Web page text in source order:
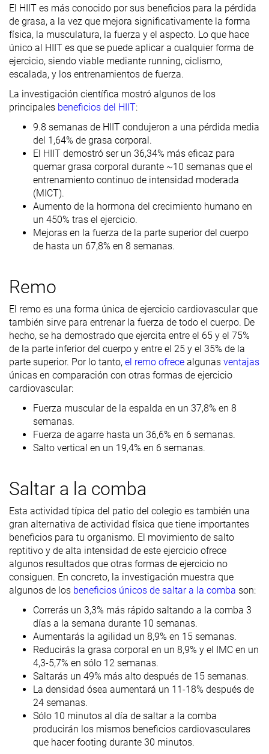
El HIIT es más conocido por sus beneficios para la pérdida
de grasa, a la vez que mejora significativamente la forma
física, la musculatura, la fuerza y el aspecto. Lo que hace
único al HIIT es que se puede aplicar a cualquier forma de
ejercicio, siendo viable mediante running, ciclismo,
escalada, y los entrenamientos de fuerza.
La investigación científica mostró algunos de los
principales beneficios del HIIT:
9.8 semanas de HIIT condujeron a una pérdida media
del 1,64% de grasa corporal.
El HIIT demostró ser un 36,34% más eficaz para
quemar grasa corporal durante ~10 semanas que el
entrenamiento continuo de intensidad moderada
(MICT).
Aumento de la hormona del crecimiento humano en
un 450% tras el ejercicio.
Mejoras en la fuerza de la parte superior del cuerpo
de hasta un 67,8% en 8 semanas.
Remo
El remo es una forma única de ejercicio cardiovascular que
también sirve para entrenar la fuerza de todo el cuerpo. De
hecho, se ha demostrado que ejercita entre el 65 y el 75%
de la parte inferior del cuerpo y entre el 25 y el 35% de la
parte superior. Por lo tanto, el remo ofrece algunas ventajas
únicas en comparación con otras formas de ejercicio
cardiovascular:
Fuerza muscular de la espalda en un 37,8% en 8
semanas.
Fuerza de agarre hasta un 36,6% en 6 semanas.
Salto vertical en un 19,4% en 6 semanas.
Saltar a la comba
Esta actividad típica del patio del colegio es también una
gran alternativa de actividad física que tiene importantes
beneficios para tu organismo. El movimiento de salto
reptitivo y de alta intensidad de este ejercicio ofrece
algunos resultados que otras formas de ejercicio no
consiguen. En concreto, la investigación muestra que
algunos de los beneficios únicos de saltar a la comba son:
Correrás un 3,3% más rápido saltando a la comba 3
días a la semana durante 10 semanas.
Aumentarás la agilidad un 8,9% en 15 semanas.
Reducirás la grasa corporal en un 8,9% y el IMC en un
4,3-5,7% en sólo 12 semanas.
Saltarás un 49% más alto después de 15 semanas.
La densidad ósea aumentará un 11-18% después de
24 semanas.
Sólo 10 minutos al día de saltar a la comba
producirán los mismos beneficios cardiovasculares
que hacer footing durante 30 minutos.